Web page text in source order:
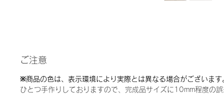
ご注意
※商品の色は、表示環境により実際とは異なる場合がございます
ひとつ手作りしておりますので、完成品サイズに10mm程度の